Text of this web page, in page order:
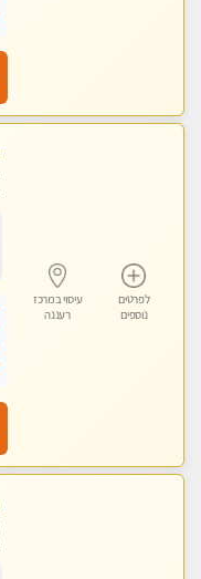
לפרטים
נוספים
עיסוי במרכז
רעננה